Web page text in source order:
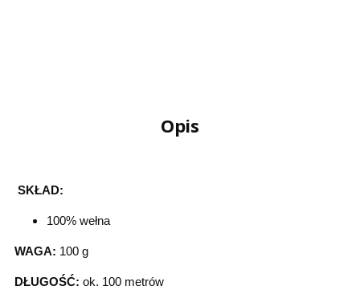
Opis
SKŁAD:
100% wełna
WAGA: 100 g
DŁUGOŚĆ: ok. 100 metrów